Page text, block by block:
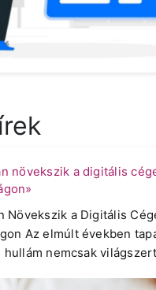
növekszik a digitális
Növekszik a Digitális
Az elmúlt években
nemcsak